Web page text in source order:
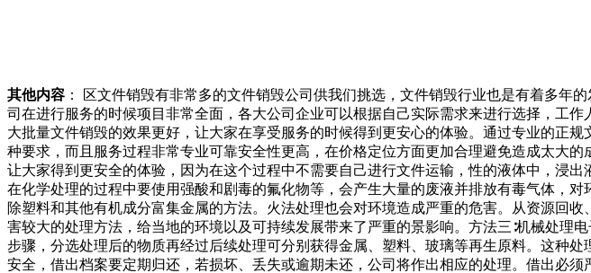
其他内容 ： 区文件销毁有非常多的文件销毁公司供我们挑选，文件销毁行业也是有着多
司在进行服务的时候项目非常全面，各大公司企业可以根据自己实际需求来进行选择，工
大批量文件销毁的效果更好，让大家在享受服务的时候得到更安心的体验。通过专业的正
种要求，而且服务过程非常专业可靠安全性更高，在价格定位方面更加合理避免造成太大
让大家得到更安全的体验，因为在这个过程中不需要自己进行文件运输，性的液体中，浸
在化学处理的过程中要使用强酸和剧毒的氟化物等，会产生大量的废液并排放有毒气体，
除塑料和其他有机成分富集金属的方法。火法处理也会对环境造成严重的危害。从资源回
害较大的处理方法，给当地的环境以及可持续发展带来了严重的景影响。方法三∶机械处
步骤，分选处理后的物质再经过后续处理可分别获得金属、塑料、玻璃等再生原料。这种
安全，借出档案要定期归还，若损坏、丢失或逾期未还，公司将作出相应的处理。借出必